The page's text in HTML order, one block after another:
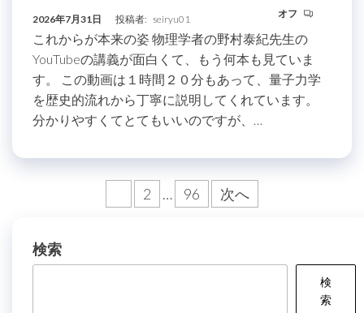
2026年7月31日 投稿者: seiryu01 オフ
これからが本来の姿 物理学者の野村泰紀先生の
YouTubeの講義が面白くて、もう何本も見ていま
す。 この動画は１時間２０分もあって、量子力学
を歴史的流れから丁寧に説明してくれています。
分かりやすくてとてもいいのですが、…
の
ペ
2 … 96 次へ
検索
検
索